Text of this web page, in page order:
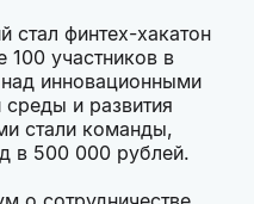
финтех-хакатон
100 участников в
инновационными
и развития
стали команды,
в 500 000 рублей.